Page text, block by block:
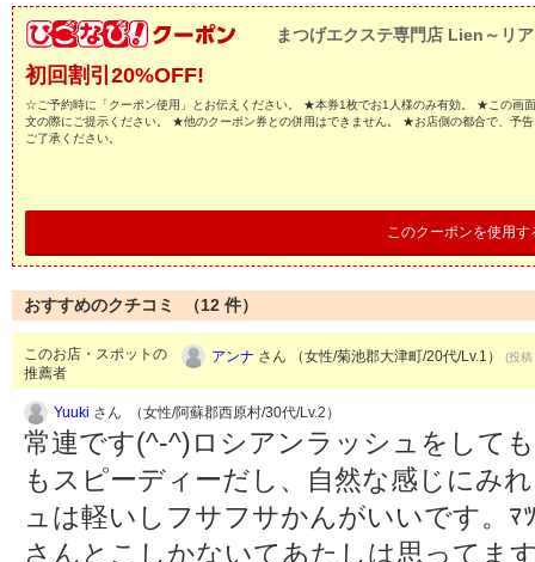
まつげエクステ専門店 Lien～リ
初回割引20%OFF!
☆ご予約時に「クーポン使用」とお伝えください。 ★本券1枚でお1人様のみ有効。 ★この画
文の際にご提示ください。 ★他のクーポン券との併用はできません。 ★お店側の都合で、予
ご了承ください。
このクーポンを使用す
おすすめのクチコミ （12 件）
このお店・スポットの
推薦者
アンナ さん （女性/菊池郡大津町/20代/Lv.1） (投
Yuuki さん （女性/阿蘇郡西原村/30代/Lv.2）
常連です(^-^)ロシアンラッシュをして
もスピーディーだし、自然な感じにみ
ュは軽いしフサフサかんがいいです。
さんとこしかないてあたしは思ってま